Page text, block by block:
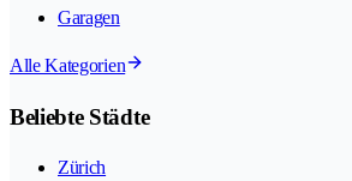
Garagen
Alle Kategorien
Beliebte Städte
Zürich